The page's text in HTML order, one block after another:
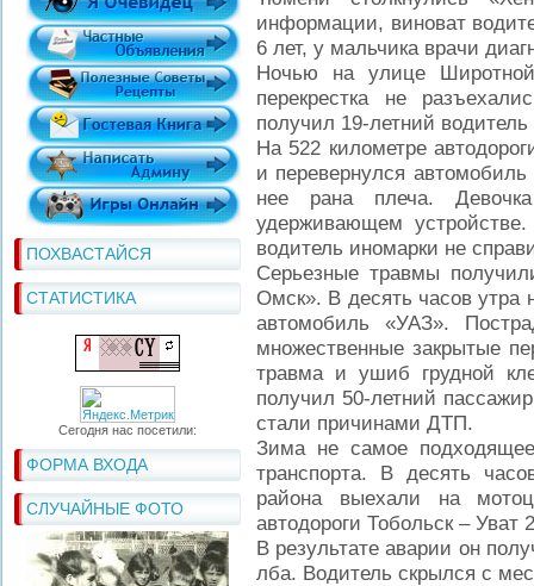
ПОХВАСТАЙСЯ
СТАТИСТИКА
Сегодня нас посетили:
ФОРМА ВХОДА
СЛУЧАЙНЫЕ ФОТО
информации, виноват
6 лет, у мальчика врачи
Ночью на улице Широтной
перекрестка не
получил 19-летний водитель
На 522 километре
и перевернулся
нее рана плеча.
удерживающем
водитель иномарки не
Серьезные травмы
Омск». В десять часов утра
автомобиль «УАЗ».
множественные закрытые
травма и ушиб грудной
получил 50-летний
стали причинами ДТП.
Зима не самое подходящее
транспорта. В десять
района выехали на
автодороги Тобольск – Уват
В результате аварии он
лба. Водитель скрылся с